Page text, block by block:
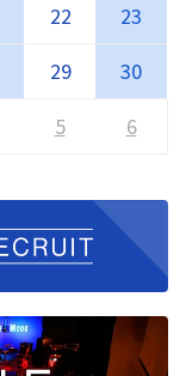
22
23
29
30
5 6